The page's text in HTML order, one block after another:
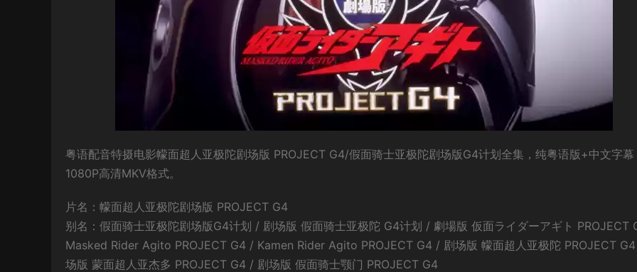
粤语配音特摄电影幪面超人亚极陀剧场版 PROJECT G4/假面骑士亚极陀剧场版G4计划全集，纯粤语版+中文字幕
1080P高清MKV格式。
片名：幪面超人亚极陀剧场版 PROJECT G4
别名：假面骑士亚极陀剧场版G4计划 / 剧场版 假面骑士亚极陀 G4计划 / 劇場版 仮面ライダーアギト PROJECT
Masked Rider Agito PROJECT G4 / Kamen Rider Agito PROJECT G4 / 剧场版 幪面超人亚极陀 PROJECT
场版 蒙面超人亚杰多 PROJECT G4 / 剧场版 假面骑士颚门 PROJECT G4